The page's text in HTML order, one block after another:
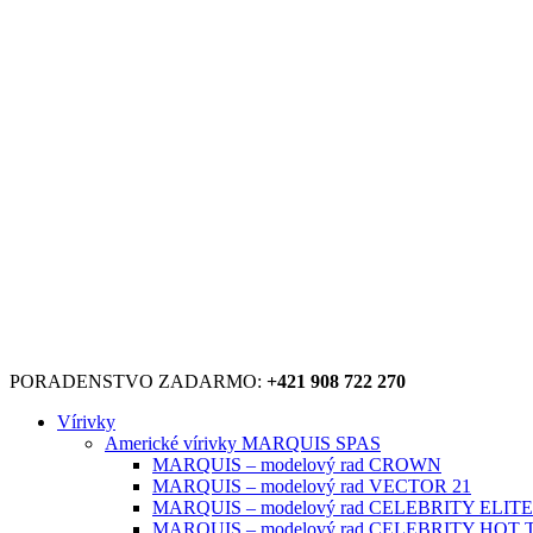
PORADENSTVO ZADARMO: +421 908 722 270
Vírivky
Americké vírivky MARQUIS SPAS
MARQUIS – modelový rad CROWN
MARQUIS – modelový rad VECTOR 21
MARQUIS – modelový rad CELEBRITY ELITE
MARQUIS – modelový rad CELEBRITY HOT